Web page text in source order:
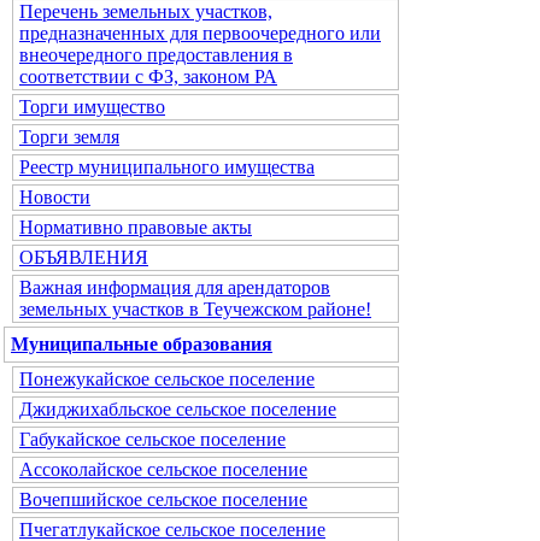
Перечень земельных участков,
предназначенных для первоочередного или
внеочередного предоставления в
соответствии с ФЗ, законом РА
Торги имущество
Торги земля
Реестр муниципального имущества
Новости
Нормативно правовые акты
ОБЪЯВЛЕНИЯ
Важная информация для арендаторов
земельных участков в Теучежском районе!
Муниципальные образования
Понежукайское сельское поселение
Джиджихабльское сельское поселение
Габукайское сельское поселение
Ассоколайское сельское поселение
Вочепшийское сельское поселение
Пчегатлукайское сельское поселение